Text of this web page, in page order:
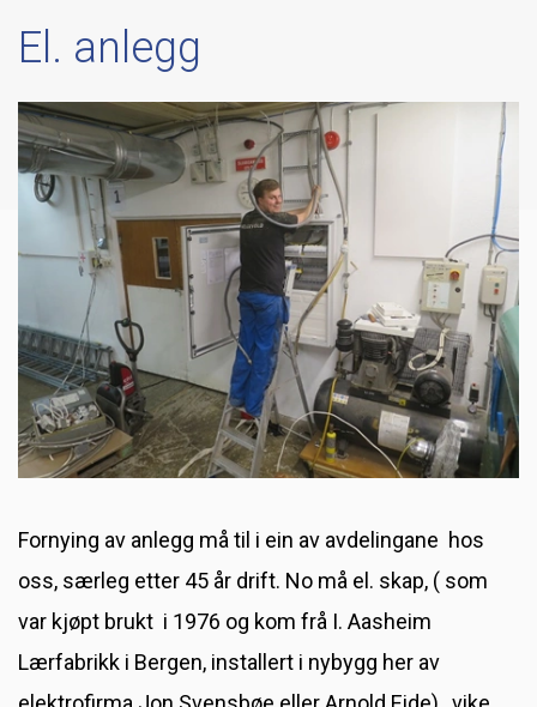
Besøk av Karmøy Kvinne og Familielag
Leigeberedning av saueskinn
Møgedalsmarknaden 2019
Møgedalsmarknaden 2019
Ny medarbeidar
Ledig stilling [utgått]
El. anlegg
Fornying av anlegg må til i ein av avdelingane hos
oss, særleg etter 45 år drift. No må el. skap, ( som
var kjøpt brukt i 1976 og kom frå I. Aasheim
Lærfabrikk i Bergen, installert i nybygg her av